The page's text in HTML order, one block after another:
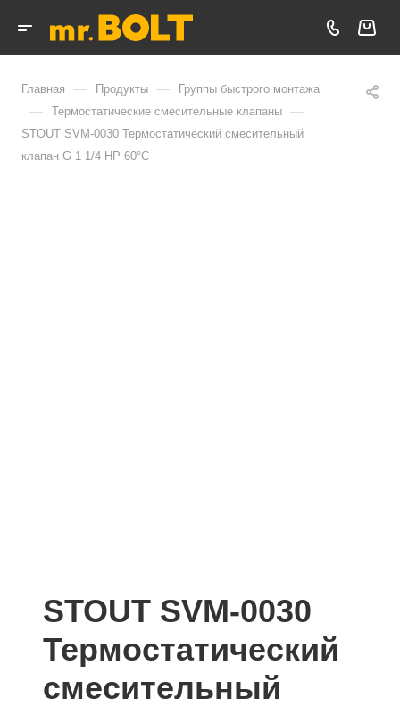
Главная — Продукты — Группы быстрого монтажа
— Термостатические смесительные клапаны —
STOUT SVM-0030 Термостатический смесительный
клапан G 1 1/4 НР 60°С
STOUT SVM-0030
Термостатический
смесительный